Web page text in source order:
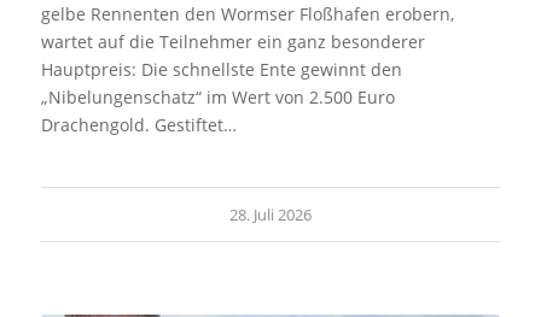
gelbe Rennenten den Wormser Floßhafen erobern,
wartet auf die Teilnehmer ein ganz besonderer
Hauptpreis: Die schnellste Ente gewinnt den
„Nibelungenschatz“ im Wert von 2.500 Euro
Drachengold. Gestiftet…
28. Juli 2026